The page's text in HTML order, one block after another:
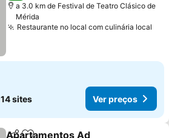
a 3.0 km de Festival de Teatro Clásico de
Mérida
Restaurante no local com culinária local
14 sites Ver preços
Apartamentos Ad